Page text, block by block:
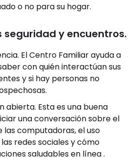
o no para su hogar.
seguridad y encuentros.
El Centro Familiar ayuda a
con quién interactúan sus
y si hay personas no
abierta. Esta es una buena
una conversación sobre el
las computadoras, el uso
redes sociales y cómo
saludables en línea .